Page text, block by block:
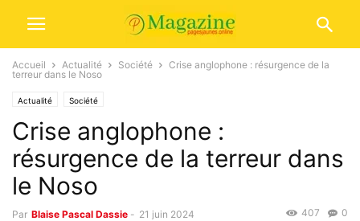
Accueil Actualité Société
Crise anglophone : résurgence de la
terreur dans le Noso
Actualité Société
Crise anglophone :
résurgence de la terreur dans
le Noso
Par Blaise Pascal Dassie - 21 juin 2024 0
407